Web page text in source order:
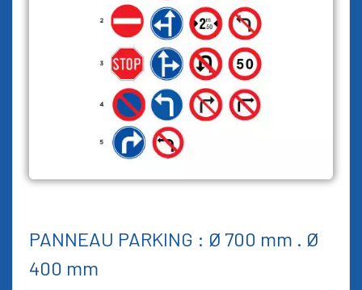
PANNEAU PARKING : Ø 700 mm . Ø
400 mm